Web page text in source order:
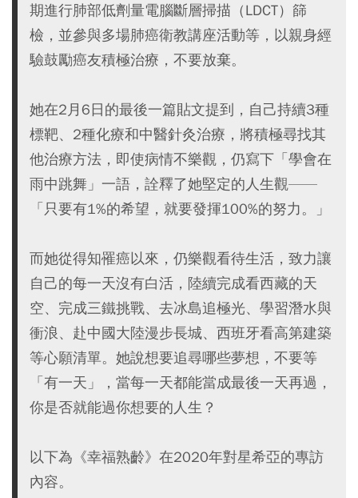
期進行肺部低劑量電腦斷層掃描（LDCT）篩
檢，並參與多場肺癌衛教講座活動等，以親身經
驗鼓勵癌友積極治療，不要放棄。
她在2月6日的最後一篇貼文提到，自己持續3種
標靶、2種化療和中醫針灸治療，將積極尋找其
他治療方法，即使病情不樂觀，仍寫下「學會在
雨中跳舞」一語，詮釋了她堅定的人生觀——
「只要有1%的希望，就要發揮100%的努力。」
而她從得知罹癌以來，仍樂觀看待生活，致力讓
自己的每一天沒有白活，陸續完成看西藏的天
空、完成三鐵挑戰、去冰島追極光、學習潛水與
衝浪、赴中國大陸漫步長城、西班牙看高第建築
等心願清單。她說想要追尋哪些夢想，不要等
「有一天」，當每一天都能當成最後一天再過，
你是否就能過你想要的人生？
以下為《幸福熟齡》在2020年對星希亞的專訪
內容。